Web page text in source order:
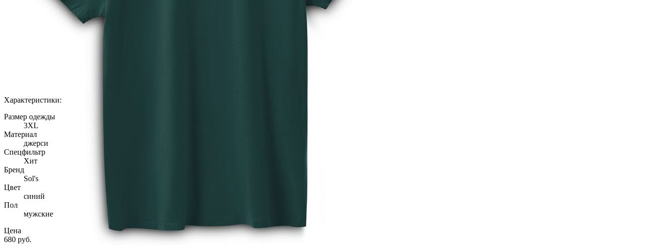
Характеристики:
Размер одежды
3XL
Материал
джерси
Спецфильтр
Хит
Бренд
Sol's
Цвет
синий
Пол
мужские
Цена
680 руб.